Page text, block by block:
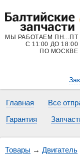
МЫ РАБОТАЕМ ПН...ПТ
С 11:00 ДО 18:00
ПО МОСКВЕ
Главная Все
Гарантия
Товары → Двигатель